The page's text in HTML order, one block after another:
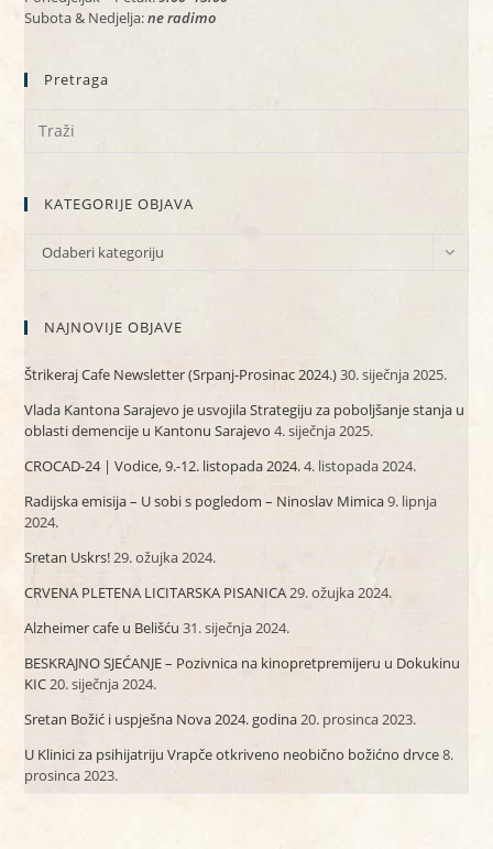
Subota & Nedjelja:ne radimo
Pretraga
KATEGORIJE OBJAVA
KATEGORIJE
Odaberi kategoriju
NAJNOVIJE OBJAVE
Štrikeraj Cafe Newsletter (Srpanj-Prosinac 2024.)30. siječnja 2025.
Vlada Kantona Sarajevo je usvojila Strategiju za poboljšanje stanja u
oblasti demencije u Kantonu Sarajevo 4. siječnja 2025.
CROCAD-24 | Vodice, 9.-12. listopada 2024.4. listopada 2024.
Radijska emisija – U sobi s pogledom – Ninoslav Mimica9. lipnja
2024.
Sretan Uskrs!29. ožujka 2024.
CRVENA PLETENA LICITARSKA PISANICA29. ožujka 2024.
Alzheimer cafe u Belišću 31. siječnja 2024.
BESKRAJNO SJEĆANJE – Pozivnica na kinopretpremijeru u Dokukinu
KIC20. siječnja 2024.
Sretan Božić i uspješna Nova 2024. godina20. prosinca 2023.
U Klinici za psihijatriju Vrapče otkriveno neobično božićno drvce8.
prosinca 2023.